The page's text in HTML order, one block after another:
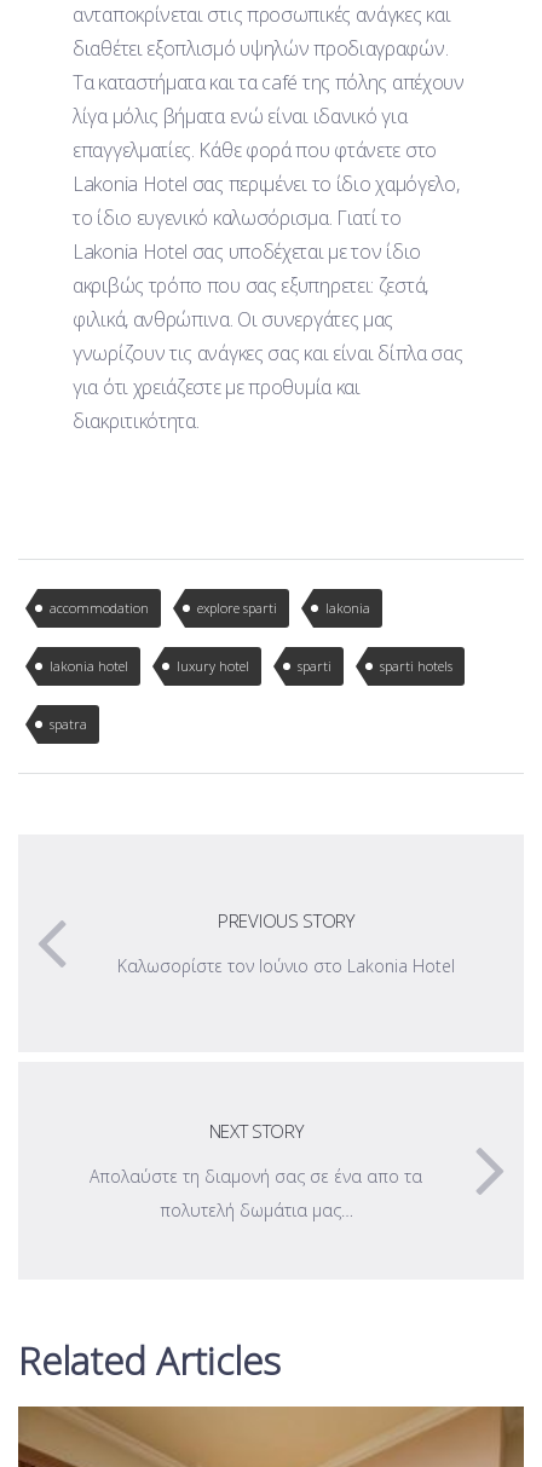
ανταποκρίνεται στις προσωπικές ανάγκες και
διαθέτει εξοπλισμό υψηλών προδιαγραφών.
Τα καταστήματα και τα café της πόλης απέχουν
λίγα μόλις βήματα ενώ είναι ιδανικό για
επαγγελματίες. Κάθε φορά που φτάνετε στο
Lakonia Hotel σας περιμένει το ίδιο χαμόγελο,
το ίδιο ευγενικό καλωσόρισμα. Γιατί το
Lakonia Hotel σας υποδέχεται με τον ίδιο
ακριβώς τρόπο που σας εξυπηρετει: ζεστά,
φιλικά, ανθρώπινα. Οι συνεργάτες μας
γνωρίζουν τις ανάγκες σας και είναι δίπλα σας
για ότι χρειάζεστε με προθυμία και
διακριτικότητα.
accommodation explore sparti lakonia
lakonia hotel luxury hotel sparti sparti hotels
spatra
PREVIOUS STORY
Καλωσορίστε τον Ιούνιο στο Lakonia Hotel
NEXT STORY
Απολαύστε τη διαμονή σας σε ένα απο τα
πολυτελή δωμάτια μας…
Related Articles